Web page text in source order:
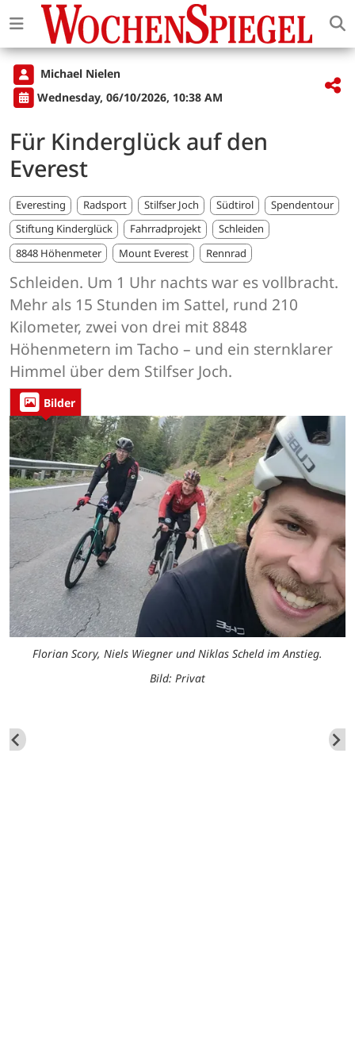
Michael Nielen
Wednesday, 06/10/2026, 10:38 AM
Für Kinderglück auf den
Everest
Everesting Radsport Stilfser Joch Südtirol
Spendentour
Stiftung Kinderglück
Fahrradprojekt
Schleiden
8848 Höhenmeter
Mount Everest Rennrad
Schleiden. Um 1 Uhr nachts war es vollbracht.
Mehr als 15 Stunden im Sattel, rund 210
Kilometer, zwei von drei mit 8848
Höhenmetern im Tacho – und ein sternklarer
Himmel über dem Stilfser Joch.
Bilder
Florian Scory, Niels Wiegner und Niklas Scheld im Anstieg.
Bild: Privat